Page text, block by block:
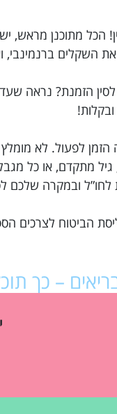
הזמן לפעול. לא
גיל מתקדם, או כל
לחו”ל ובמקרה
הביטוח לצרכים
– כך